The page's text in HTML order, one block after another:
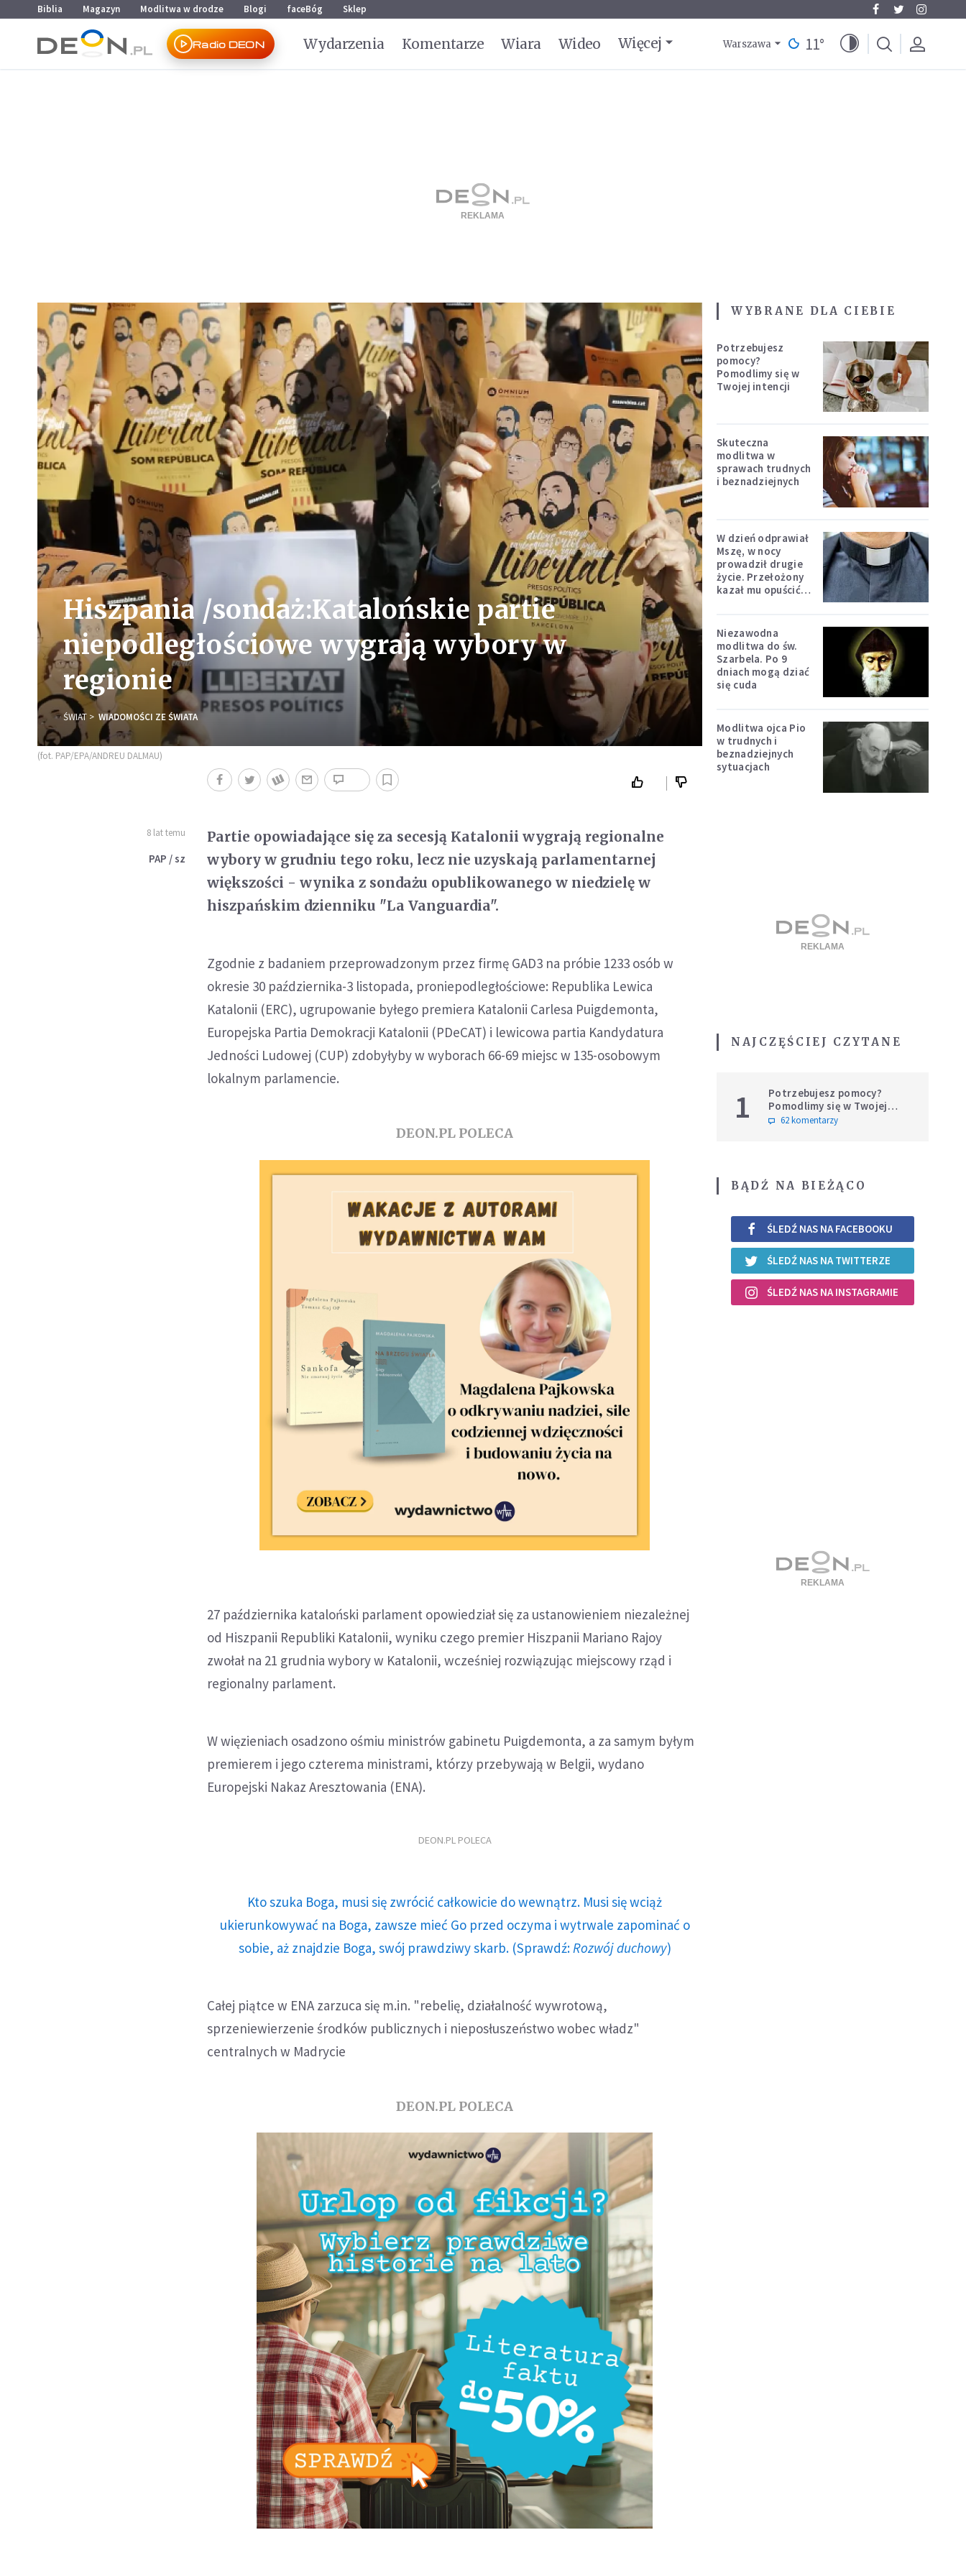
Przejdź do menu głównego
Przejdź do treści
Biblia Magazyn Modlitwa w drodze Blogi faceBóg Sklep
Radio DEON Wydarzenia Komentarze Wiara Wideo Więcej Warszawa 11°
Hiszpania /sondaż:Katalońskie partie
niepodległościowe wygrają wybory w
regionie
ŚWIAT WIADOMOŚCI ZE ŚWIATA
(fot. PAP/EPA/ANDREU DALMAU)
8 lat temu
PAP / sz
Partie opowiadające się za secesją Katalonii wygrają regionalne
wybory w grudniu tego roku, lecz nie uzyskają parlamentarnej
większości - wynika z sondażu opublikowanego w niedzielę w
hiszpańskim dzienniku "La Vanguardia".
Zgodnie z badaniem przeprowadzonym przez firmę GAD3 na próbie 1233 osób w
okresie 30 października-3 listopada, proniepodległościowe: Republika Lewica
Katalonii (ERC), ugrupowanie byłego premiera Katalonii Carlesa Puigdemonta,
Europejska Partia Demokracji Katalonii (PDeCAT) i lewicowa partia Kandydatura
Jedności Ludowej (CUP) zdobyłyby w wyborach 66-69 miejsc w 135-osobowym
lokalnym parlamencie.
DEON.PL POLECA
27 października kataloński parlament opowiedział się za ustanowieniem niezależnej
od Hiszpanii Republiki Katalonii, wyniku czego premier Hiszpanii Mariano Rajoy
zwołał na 21 grudnia wybory w Katalonii, wcześniej rozwiązując miejscowy rząd i
regionalny parlament.
W więzieniach osadzono ośmiu ministrów gabinetu Puigdemonta, a za samym byłym
premierem i jego czterema ministrami, którzy przebywają w Belgii, wydano
Europejski Nakaz Aresztowania (ENA).
DEON.PL POLECA
Kto szuka Boga, musi się zwrócić całkowicie do wewnątrz. Musi się wciąż
ukierunkowywać na Boga, zawsze mieć Go przed oczyma i wytrwale zapominać o
sobie, aż znajdzie Boga, swój prawdziwy skarb. (Sprawdź: Rozwój duchowy)
Całej piątce w ENA zarzuca się m.in. "rebelię, działalność wywrotową,
sprzeniewierzenie środków publicznych i nieposłuszeństwo wobec władz"
centralnych w Madrycie
DEON.PL POLECA
WYBRANE DLA CIEBIE
Potrzebujesz
pomocy?
Pomodlimy się w
Twojej intencji
Skuteczna
modlitwa w
sprawach trudnych
i beznadziejnych
W dzień odprawiał
Mszę, w nocy
prowadził drugie
życie. Przełożony
kazał mu opuścić
Niezawodna
modlitwa do św.
Szarbela. Po 9
dniach mogą dziać
się cuda
Modlitwa ojca Pio
w trudnych i
beznadziejnych
sytuacjach
NAJCZĘŚCIEJ CZYTANE
1
Potrzebujesz pomocy?
Pomodlimy się w Twojej
intencji
62 komentarzy
BĄDŹ NA BIEŻĄCO
ŚLEDŹ NAS NA FACEBOOKU
ŚLEDŹ NAS NA TWITTERZE
ŚLEDŹ NAS NA INSTAGRAMIE